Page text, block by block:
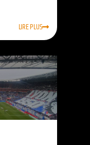
LIRE PLUS